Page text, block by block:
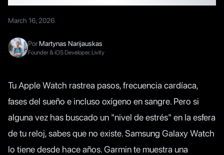
March 16, 2026
Por Martynas Narijauskas
Founder & iOS Developer, Livity
Tu Apple Watch rastrea pasos, frecuencia cardíaca,
fases del sueño e incluso oxígeno en sangre. Pero si
alguna vez has buscado un "nivel de estrés" en la esfera
de tu reloj, sabes que no existe. Samsung Galaxy Watch
lo tiene desde hace años. Garmin te muestra una